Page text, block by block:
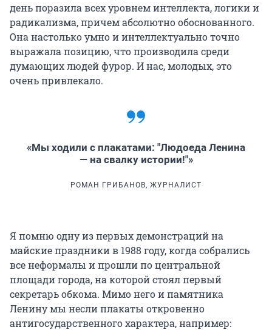
день поразила всех уровнем интеллекта, логики и
радикализма, причем абсолютно обоснованного.
Она настолько умно и интеллектуально точно
выражала позицию, что производила среди
думающих людей фурор. И нас, молодых, это
очень привлекало.
«Мы ходили с плакатами: "Людоеда Ленина
— на свалку истории!"»
РОМАН ГРИБАНОВ, ЖУРНАЛИСТ
Я помню одну из первых демонстраций на
майские праздники в 1988 году, когда собрались
все неформалы и прошли по центральной
площади города, на которой стоял первый
секретарь обкома. Мимо него и памятника
Ленину мы несли плакаты откровенно
антигосударственного характера, например: